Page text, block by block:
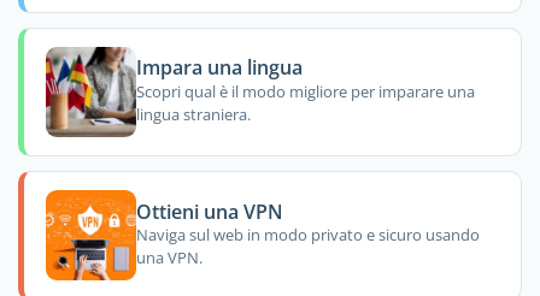
Impara una lingua
Scopri qual è il modo migliore per imparare una
lingua straniera.
Ottieni una VPN
Naviga sul web in modo privato e sicuro usando
una VPN.